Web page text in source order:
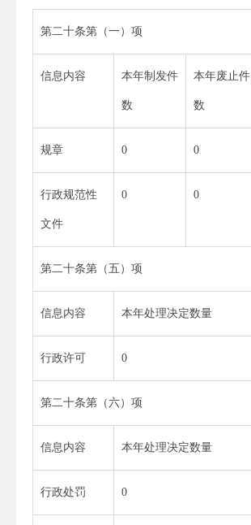
第二十条第（一）项
信息内容 本年制发件
数
本年废止件
数
规章 0 0
行政规范性
文件
0 0
第二十条第（五）项
信息内容 本年处理决定数量
行政许可 0
第二十条第（六）项
信息内容 本年处理决定数量
行政处罚 0